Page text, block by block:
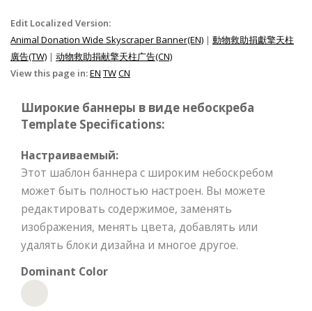
Edit Localized Version:
Animal Donation Wide Skyscraper Banner(EN) | 動物救助捐獻擎天柱
廣告(TW) | 动物救助捐献擎天柱广告(CN)
View this page in:EN TWCN
Широкие баннеры в виде небоскреба
Template Specifications:
Настраиваемый:
Этот шаблон баннера с широким небоскребом
может быть полностью настроен. Вы можете
редактировать содержимое, заменять
изображения, менять цвета, добавлять или
удалять блоки дизайна и многое другое.
Dominant Color